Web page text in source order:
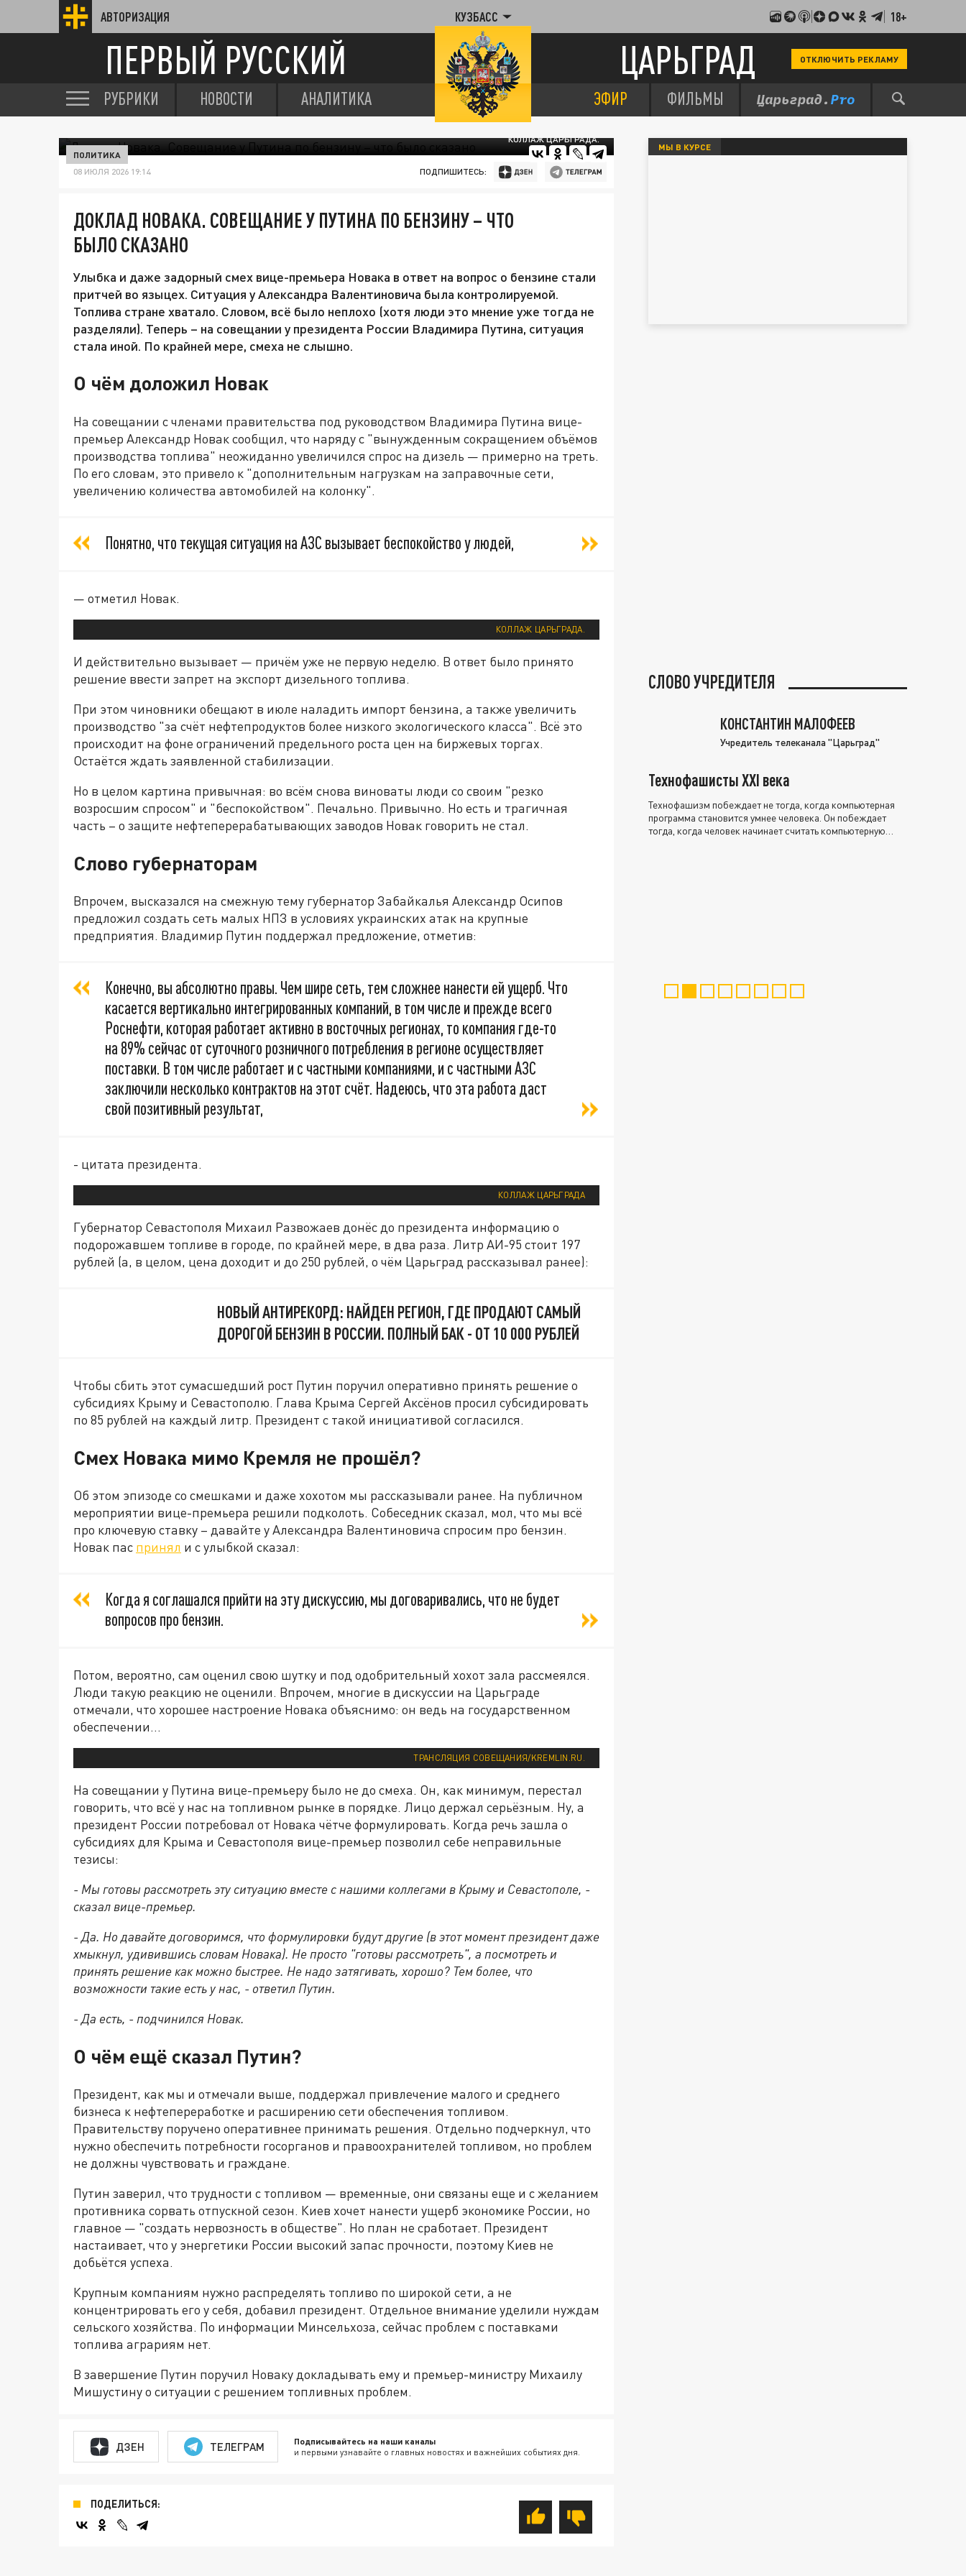
АВТОРИЗАЦИЯ КУЗБАСС 18+
ПЕРВЫЙ РУССКИЙ ЦАРЬГРАД ОТКЛЮЧИТЬ РЕКЛАМУ
РУБРИКИ НОВОСТИ АНАЛИТИКА ЭФИР ФИЛЬМЫ
КОЛЛАЖ ЦАРЬГРАДА.
ПОЛИТИКА
08 ИЮЛЯ 2026 19:14 ПОДПИШИТЕСЬ:
ДОКЛАД НОВАКА. СОВЕЩАНИЕ У ПУТИНА ПО БЕНЗИНУ – ЧТО
БЫЛО СКАЗАНО
Улыбка и даже задорный смех вице-премьера Новака в ответ на вопрос о бензине стали
притчей во языцех. Ситуация у Александра Валентиновича была контролируемой.
Топлива стране хватало. Словом, всё было неплохо (хотя люди это мнение уже тогда не
разделяли). Теперь – на совещании у президента России Владимира Путина, ситуация
стала иной. По крайней мере, смеха не слышно.
О чём доложил Новак
На совещании с членами правительства под руководством Владимира Путина вице-
премьер Александр Новак сообщил, что наряду с "вынужденным сокращением объёмов
производства топлива" неожиданно увеличился спрос на дизель — примерно на треть.
По его словам, это привело к "дополнительным нагрузкам на заправочные сети,
увеличению количества автомобилей на колонку".
Понятно, что текущая ситуация на АЗС вызывает беспокойство у людей,
— отметил Новак.
КОЛЛАЖ ЦАРЬГРАДА.
И действительно вызывает — причём уже не первую неделю. В ответ было принято
решение ввести запрет на экспорт дизельного топлива.
При этом чиновники обещают в июле наладить импорт бензина, а также увеличить
производство "за счёт нефтепродуктов более низкого экологического класса". Всё это
происходит на фоне ограничений предельного роста цен на биржевых торгах.
Остаётся ждать заявленной стабилизации.
Но в целом картина привычная: во всём снова виноваты люди со своим "резко
возросшим спросом" и "беспокойством". Печально. Привычно. Но есть и трагичная
часть – о защите нефтеперерабатывающих заводов Новак говорить не стал.
Слово губернаторам
Впрочем, высказался на смежную тему губернатор Забайкалья Александр Осипов
предложил создать сеть малых НПЗ в условиях украинских атак на крупные
предприятия. Владимир Путин поддержал предложение, отметив:
Конечно, вы абсолютно правы. Чем шире сеть, тем сложнее нанести ей ущерб. Что
касается вертикально интегрированных компаний, в том числе и прежде всего
Роснефти, которая работает активно в восточных регионах, то компания где-то
на 89% сейчас от суточного розничного потребления в регионе осуществляет
поставки. В том числе работает и с частными компаниями, и с частными АЗС
заключили несколько контрактов на этот счёт. Надеюсь, что эта работа даст
свой позитивный результат,
- цитата президента.
КОЛЛАЖ ЦАРЬГРАДА
Губернатор Севастополя Михаил Развожаев донёс до президента информацию о
подорожавшем топливе в городе, по крайней мере, в два раза. Литр АИ-95 стоит 197
рублей (а, в целом, цена доходит и до 250 рублей, о чём Царьград рассказывал ранее):
НОВЫЙ АНТИРЕКОРД: НАЙДЕН РЕГИОН, ГДЕ ПРОДАЮТ САМЫЙ
ДОРОГОЙ БЕНЗИН В РОССИИ. ПОЛНЫЙ БАК - ОТ 10 000 РУБЛЕЙ
Чтобы сбить этот сумасшедший рост Путин поручил оперативно принять решение о
субсидиях Крыму и Севастополю. Глава Крыма Сергей Аксёнов просил субсидировать
по 85 рублей на каждый литр. Президент с такой инициативой согласился.
Смех Новака мимо Кремля не прошёл?
Об этом эпизоде со смешками и даже хохотом мы рассказывали ранее. На публичном
мероприятии вице-премьера решили подколоть. Собеседник сказал, мол, что мы всё
про ключевую ставку – давайте у Александра Валентиновича спросим про бензин.
Новак пас принял и с улыбкой сказал:
Когда я соглашался прийти на эту дискуссию, мы договаривались, что не будет
вопросов про бензин.
Потом, вероятно, сам оценил свою шутку и под одобрительный хохот зала рассмеялся.
Люди такую реакцию не оценили. Впрочем, многие в дискуссии на Царьграде
отмечали, что хорошее настроение Новака объяснимо: он ведь на государственном
обеспечении…
ТРАНСЛЯЦИЯ СОВЕЩАНИЯ/KREMLIN.RU.
На совещании у Путина вице-премьеру было не до смеха. Он, как минимум, перестал
говорить, что всё у нас на топливном рынке в порядке. Лицо держал серьёзным. Ну, а
президент России потребовал от Новака чётче формулировать. Когда речь зашла о
субсидиях для Крыма и Севастополя вице-премьер позволил себе неправильные
тезисы:
- Мы готовы рассмотреть эту ситуацию вместе с нашими коллегами в Крыму и Севастополе, -
сказал вице-премьер.
- Да. Но давайте договоримся, что формулировки будут другие (в этот момент президент даже
хмыкнул, удивившись словам Новака). Не просто "готовы рассмотреть", а посмотреть и
принять решение как можно быстрее. Не надо затягивать, хорошо? Тем более, что
возможности такие есть у нас, - ответил Путин.
- Да есть, - подчинился Новак.
О чём ещё сказал Путин?
Президент, как мы и отмечали выше, поддержал привлечение малого и среднего
бизнеса к нефтепереработке и расширению сети обеспечения топливом.
Правительству поручено оперативнее принимать решения. Отдельно подчеркнул, что
нужно обеспечить потребности госорганов и правоохранителей топливом, но проблем
не должны чувствовать и граждане.
Путин заверил, что трудности с топливом — временные, они связаны еще и с желанием
противника сорвать отпускной сезон. Киев хочет нанести ущерб экономике России, но
главное — "создать нервозность в обществе". Но план не сработает. Президент
настаивает, что у энергетики России высокий запас прочности, поэтому Киев не
добьётся успеха.
Крупным компаниям нужно распределять топливо по широкой сети, а не
концентрировать его у себя, добавил президент. Отдельное внимание уделили нуждам
сельского хозяйства. По информации Минсельхоза, сейчас проблем с поставками
топлива аграриям нет.
В завершение Путин поручил Новаку докладывать ему и премьер-министру Михаилу
Мишустину о ситуации с решением топливных проблем.
ДЗЕН ТЕЛЕГРАМ Подписывайтесь на наши каналы
и первыми узнавайте о главных новостях и важнейших событиях дня.
ПОДЕЛИТЬСЯ:
МЫ В КУРСЕ
СЛОВО УЧРЕДИТЕЛЯ
КОНСТАНТИН МАЛОФЕЕВ
Учредитель телеканала "Царьград"
Технофашисты XXI века
Технофашизм побеждает не тогда, когда компьютерная
программа становится умнее человека. Он побеждает
тогда, когда человек начинает считать компьютерную